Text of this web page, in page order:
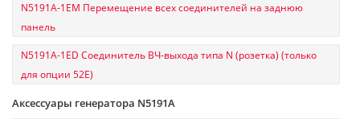
N5191A-1EM Перемещение всех соединителей на заднюю
панель
N5191A-1ED Соединитель ВЧ-выхода типа N (розетка) (только
для опции 52E)
Аксессуары генератора N5191A